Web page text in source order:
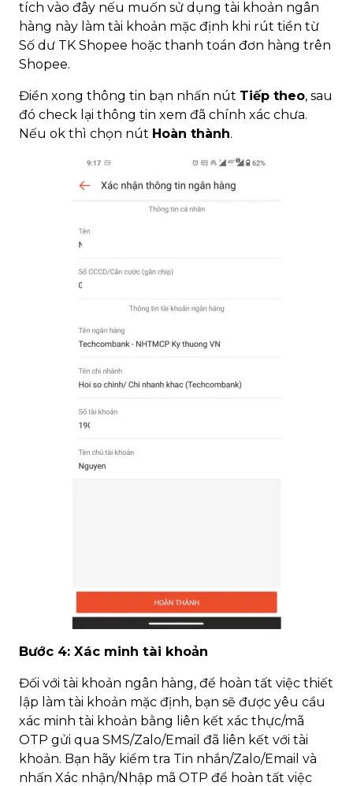
tích vào đây nếu muốn sử dụng tài khoản ngân
hàng này làm tài khoản mặc định khi rút tiền từ
Số dư TK Shopee hoặc thanh toán đơn hàng trên
Shopee.
Điền xong thông tin bạn nhấn nút Tiếp theo, sau
đó check lại thông tin xem đã chính xác chưa.
Nếu ok thì chọn nút Hoàn thành.
Bước 4: Xác minh tài khoản
Đối với tài khoản ngân hàng, để hoàn tất việc thiết
lập làm tài khoản mặc định, bạn sẽ được yêu cầu
xác minh tài khoản bằng liên kết xác thực/mã
OTP gửi qua SMS/Zalo/Email đã liên kết với tài
khoản. Bạn hãy kiểm tra Tin nhắn/Zalo/Email và
nhấn Xác nhận/Nhập mã OTP để hoàn tất việc